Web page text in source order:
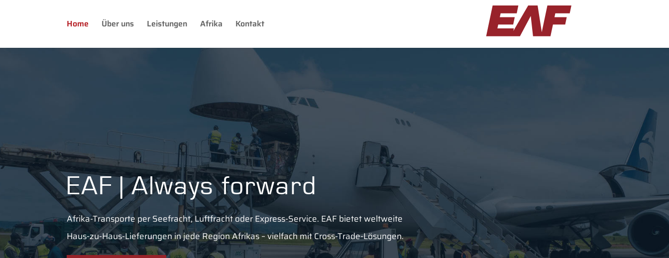
Home Über uns Leistungen Afrika Kontakt
EAF | Always forward
Afrika-Transporte per Seefracht, Luftfracht oder Express-Service. EAF bietet weltweite
Haus-zu-Haus-Lieferungen in jede Region Afrikas – vielfach mit Cross-Trade-Lösungen.